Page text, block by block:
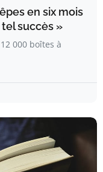
en six mois
tel succès »
000 boîtes à